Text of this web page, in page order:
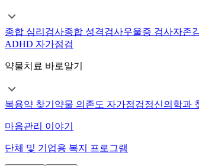
종합 심리검사종합 성격검사우울증 검사자존
ADHD 자가점검
약물치료 바로알기
복용약 찾기 약물 의존도 자가점검정신의학과
마음관리 이야기
단체 및 기업용 복지 프로그램